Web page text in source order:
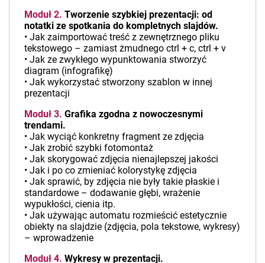
Moduł 2. Tworzenie szybkiej prezentacji: od
notatki ze spotkania do kompletnych slajdów.
• Jak zaimportować treść z zewnętrznego pliku
tekstowego – zamiast żmudnego ctrl + c, ctrl + v
• Jak ze zwykłego wypunktowania stworzyć
diagram (infografikę)
• Jak wykorzystać stworzony szablon w innej
prezentacji
Moduł 3. Grafika zgodna z nowoczesnymi
trendami.
• Jak wyciąć konkretny fragment ze zdjęcia
• Jak zrobić szybki fotomontaż
• Jak skorygować zdjęcia nienajlepszej jakości
• Jak i po co zmieniać kolorystykę zdjęcia
• Jak sprawić, by zdjęcia nie były takie płaskie i
standardowe – dodawanie głębi, wrażenie
wypukłości, cienia itp.
• Jak używając automatu rozmieścić estetycznie
obiekty na slajdzie (zdjęcia, pola tekstowe, wykresy)
– wprowadzenie
Moduł 4. Wykresy w prezentacji.